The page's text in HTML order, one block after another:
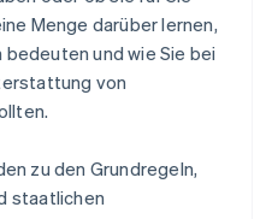
Menge darüber lernen,
und wie Sie bei
von
zu den Grundregeln,
staatlichen